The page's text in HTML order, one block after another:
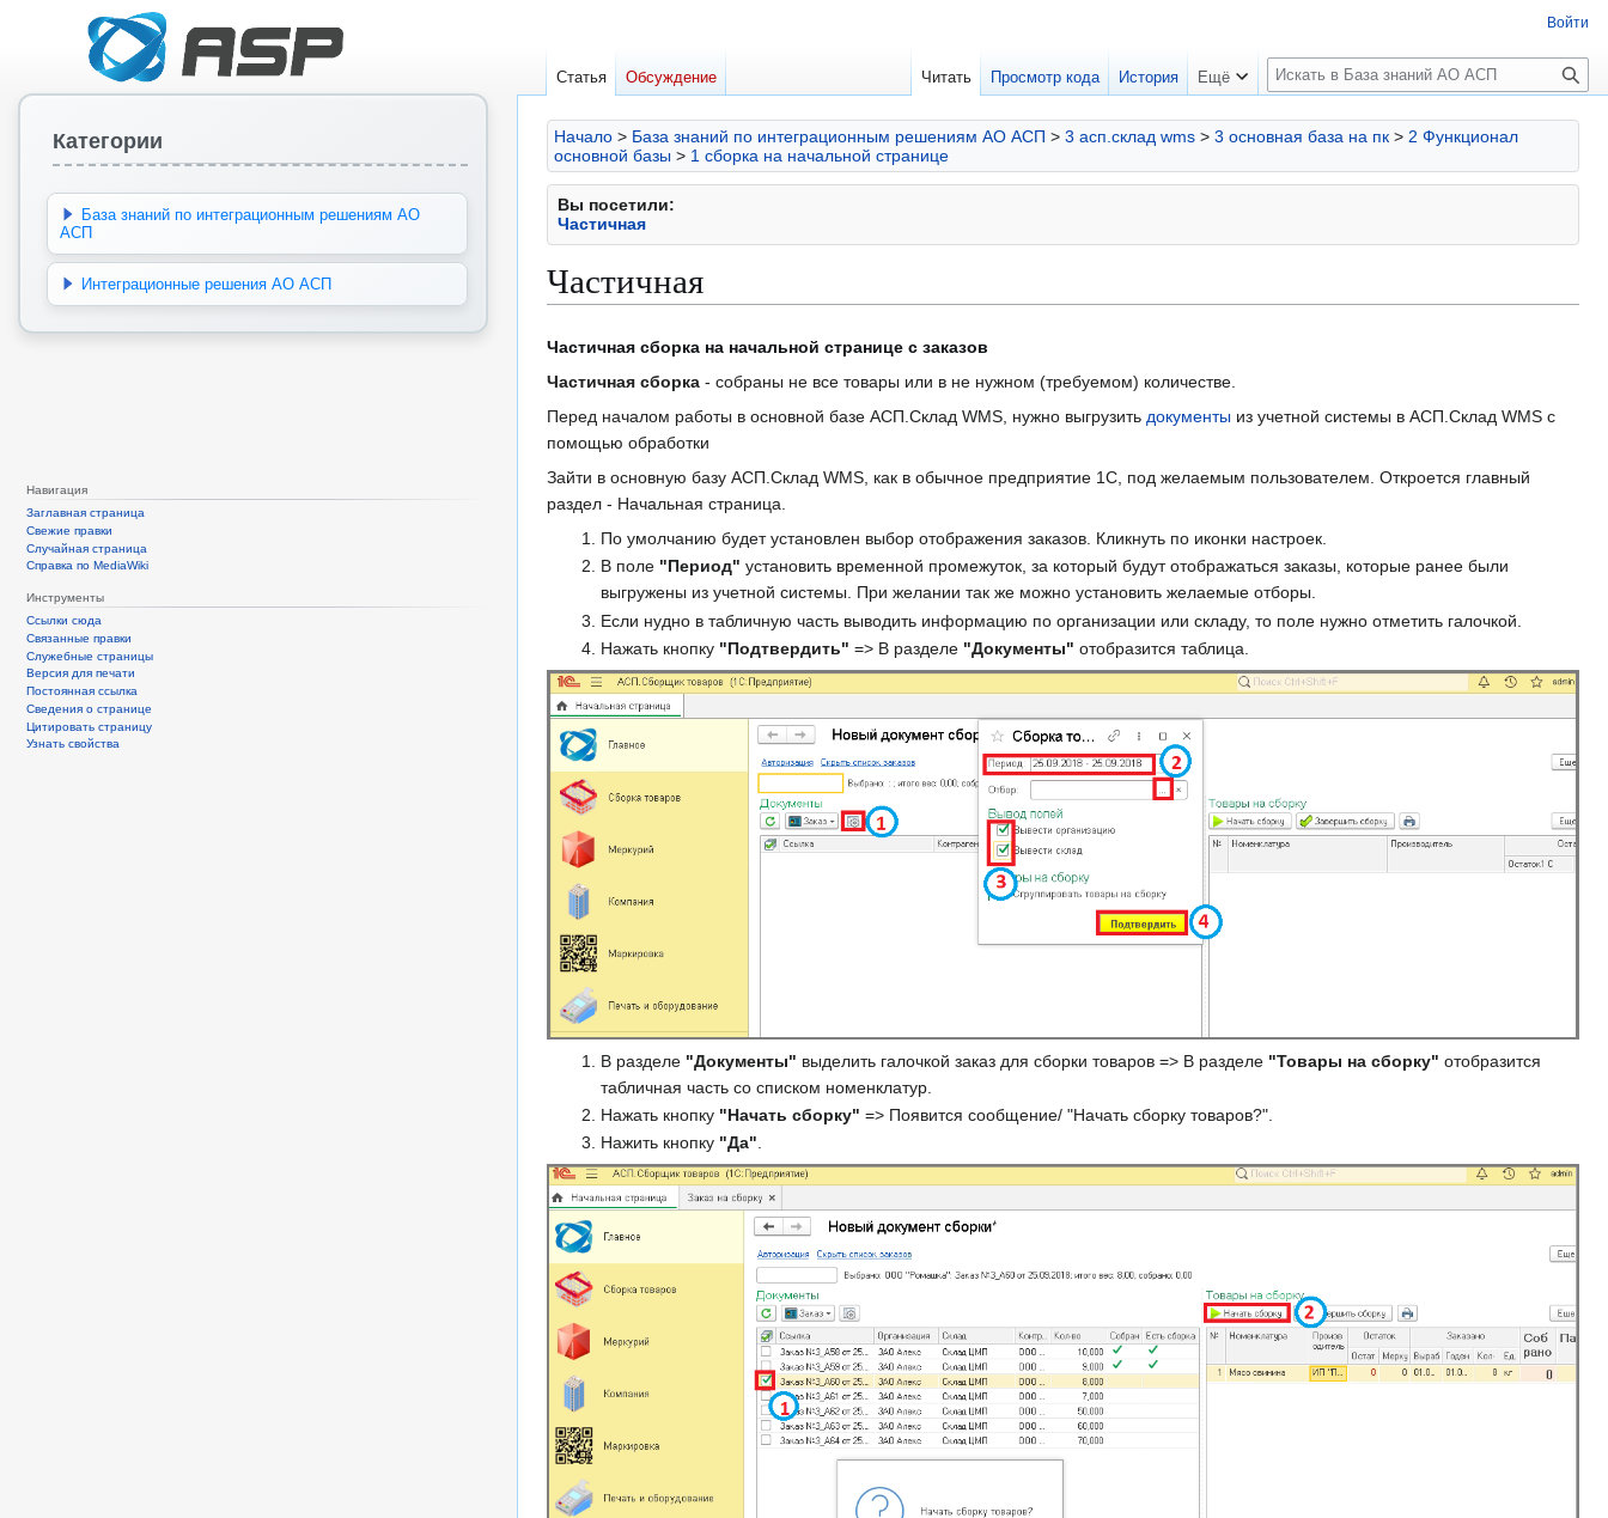
Начало > База знаний по интеграционным решениям АО АСП > 3 асп.склад wms > 3 основная база на пк > 2 Функционал
основной базы > 1 сборка на начальной странице
Вы посетили:
Частичная
Частичная
Перейти
навигации
Перейти
поиску
Частичная сборка на начальной странице с заказов
Частичная сборка - собраны не все товары или в не нужном (требуемом) количестве.
Перед началом работы в основной базе АСП.Склад WMS, нужно выгрузить документы из учетной системы в АСП.Склад WMS с
помощью обработки
Зайти в основную базу АСП.Склад WMS, как в обычное предприятие 1С, под желаемым пользователем. Откроется главный
раздел - Начальная страница.
По умолчанию будет установлен выбор отображения заказов. Кликнуть по иконки настроек.
В поле "Период" установить временной промежуток, за который будут отображаться заказы, которые ранее были
выгружены из учетной системы. При желании так же можно установить желаемые отборы.
Если нудно в табличную часть выводить информацию по организации или складу, то поле нужно отметить галочкой.
Нажать кнопку "Подтвердить" => В разделе "Документы" отобразится таблица.
В разделе "Документы" выделить галочкой заказ для сборки товаров => В разделе "Товары на сборку" отобразится
табличная часть со списком номенклатур.
Нажать кнопку "Начать сборку" => Появится сообщение/ "Начать сборку товаров?".
Нажить кнопку "Да".
Войти
Статья Обсуждение Читать Просмотр кода История Ещё
П
о
и
с
к
Категории
База знаний по интеграционным решениям АО
АСП
Интеграционные решения АО АСП
Навигация
Заглавная страница
Свежие правки
Случайная страница
Справка по MediaWiki
Инструменты
Ссылки сюда
Связанные правки
Служебные страницы
Версия для печати
Постоянная ссылка
Сведения о странице
Цитировать страницу
Узнать свойства